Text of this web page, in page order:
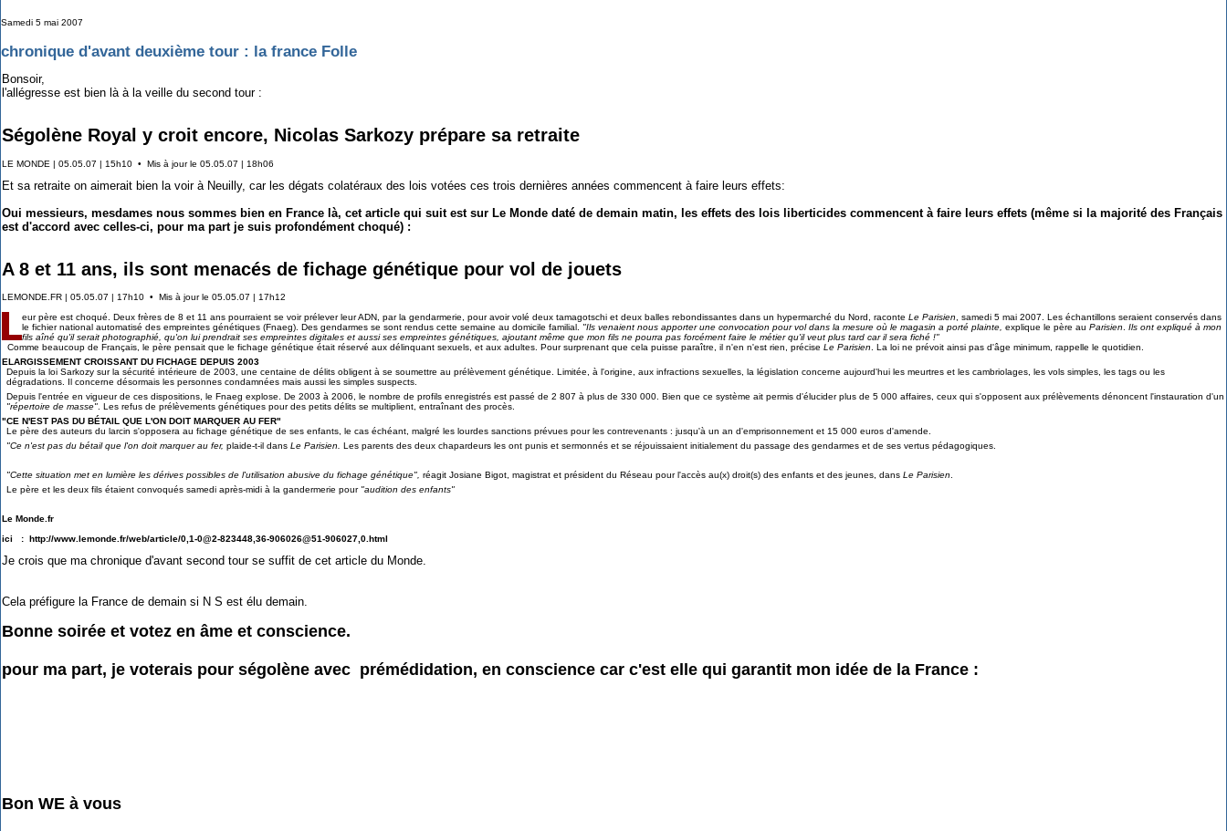
Samedi 5 mai 2007
chronique d'avant deuxième tour : la france Folle
Bonsoir,
l'allégresse est bien là à la veille du second tour :
Ségolène Royal y croit encore, Nicolas Sarkozy prépare sa retraite
LE MONDE | 05.05.07 | 15h10 • Mis à jour le 05.05.07 | 18h06
Et sa retraite on aimerait bien la voir à Neuilly, car les dégats colatéraux des lois votées ces trois dernières années commencent à faire leurs effets:
Oui messieurs, mesdames nous sommes bien en France là, cet article qui suit est sur Le Monde daté de demain matin, les effets des lois liberticides commencent à faire leurs effets (même si la majorité des Français
est d'accord avec celles-ci, pour ma part je suis profondément choqué) :
A 8 et 11 ans, ils sont menacés de fichage génétique pour vol de jouets
LEMONDE.FR | 05.05.07 | 17h10 • Mis à jour le 05.05.07 | 17h12
eur père est choqué. Deux frères de 8 et 11 ans pourraient se voir prélever leur ADN, par la gendarmerie, pour avoir volé deux tamagotschi et deux balles rebondissantes dans un hypermarché du Nord, raconte Le Parisien, samedi 5 mai 2007. Les échantillons seraient conservés dans
le fichier national automatisé des empreintes génétiques (Fnaeg). Des gendarmes se sont rendus cette semaine au domicile familial. "Ils venaient nous apporter une convocation pour vol dans la mesure où le magasin a porté plainte, explique le père au Parisien. Ils ont expliqué à mon
fils aîné qu'il serait photographié, qu'on lui prendrait ses empreintes digitales et aussi ses empreintes génétiques, ajoutant même que mon fils ne pourra pas forcément faire le métier qu'il veut plus tard car il sera fiché !"
Comme beaucoup de Français, le père pensait que le fichage génétique était réservé aux délinquant sexuels, et aux adultes. Pour surprenant que cela puisse paraître, il n'en n'est rien, précise Le Parisien. La loi ne prévoit ainsi pas d'âge minimum, rappelle le quotidien.
ELARGISSEMENT CROISSANT DU FICHAGE DEPUIS 2003
Depuis la loi Sarkozy sur la sécurité intérieure de 2003, une centaine de délits obligent à se soumettre au prélèvement génétique. Limitée, à l'origine, aux infractions sexuelles, la législation concerne aujourd'hui les meurtres et les cambriolages, les vols simples, les tags ou les
dégradations. Il concerne désormais les personnes condamnées mais aussi les simples suspects.
Depuis l'entrée en vigueur de ces dispositions, le Fnaeg explose. De 2003 à 2006, le nombre de profils enregistrés est passé de 2 807 à plus de 330 000. Bien que ce système ait permis d'élucider plus de 5 000 affaires, ceux qui s'opposent aux prélèvements dénoncent l'instauration d'un
"répertoire de masse". Les refus de prélèvements génétiques pour des petits délits se multiplient, entraînant des procès.
"CE N'EST PAS DU BÉTAIL QUE L'ON DOIT MARQUER AU FER"
Le père des auteurs du larcin s'opposera au fichage génétique de ses enfants, le cas échéant, malgré les lourdes sanctions prévues pour les contrevenants : jusqu'à un an d'emprisonnement et 15 000 euros d'amende.
"Ce n'est pas du bétail que l'on doit marquer au fer, plaide-t-il dans Le Parisien. Les parents des deux chapardeurs les ont punis et sermonnés et se réjouissaient initialement du passage des gendarmes et de ses vertus pédagogiques.
"Cette situation met en lumière les dérives possibles de l'utilisation abusive du fichage génétique", réagit Josiane Bigot, magistrat et président du Réseau pour l'accès au(x) droit(s) des enfants et des jeunes, dans Le Parisien.
Le père et les deux fils étaient convoqués samedi après-midi à la gandermerie pour "audition des enfants"
Le Monde.fr
ici : http://www.lemonde.fr/web/article/0,1-0@2-823448,36-906026@51-906027,0.html
Je crois que ma chronique d'avant second tour se suffit de cet article du Monde.
Cela préfigure la France de demain si N S est élu demain.
Bonne soirée et votez en âme et conscience.
pour ma part, je voterais pour ségolène avec prémédidation, en conscience car c'est elle qui garantit mon idée de la France :
Bon WE à vous